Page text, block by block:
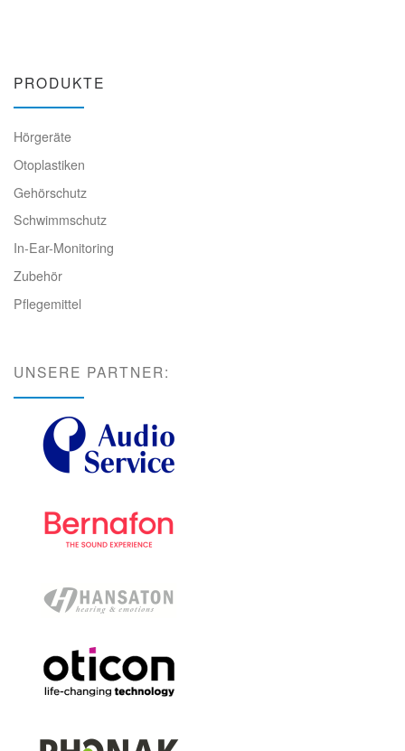
PRODUKTE
Hörgeräte
Otoplastiken
Gehörschutz
Schwimmschutz
In-Ear-Monitoring
Zubehör
Pflegemittel
UNSERE PARTNER: